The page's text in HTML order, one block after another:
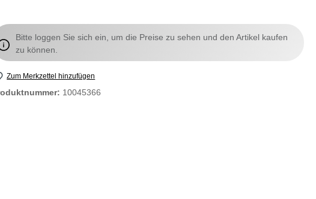
Bitte loggen Sie sich ein, um die Preise zu sehen und den Artikel kaufen
zu können.
Zum Merkzettel hinzufügen
10045366